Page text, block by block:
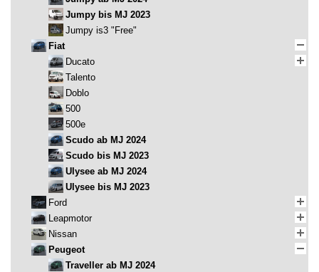
Jumpy bis MJ 2023
Jumpy is3 "Free"
Fiat
Ducato
Talento
Doblo
500
500e
Scudo ab MJ 2024
Scudo bis MJ 2023
Ulysee ab MJ 2024
Ulysee bis MJ 2023
Ford
Leapmotor
Nissan
Peugeot
Traveller ab MJ 2024